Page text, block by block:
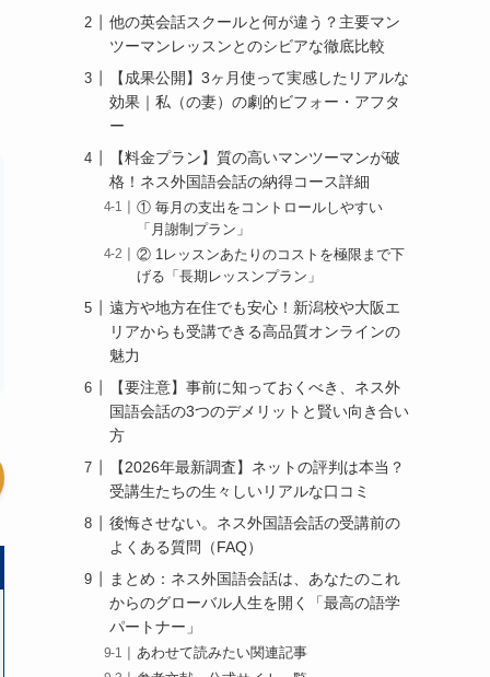
他の英会話スクールと何が違う？主要マン
ツーマンレッスンとのシビアな徹底比較
【成果公開】3ヶ月使って実感したリアルな
効果｜私（の妻）の劇的ビフォー・アフタ
ー
【料金プラン】質の高いマンツーマンが破
格！ネス外国語会話の納得コース詳細
① 毎月の支出をコントロールしやすい
「月謝制プラン」
② 1レッスンあたりのコストを極限まで下
げる「長期レッスンプラン」
遠方や地方在住でも安心！新潟校や大阪エ
リアからも受講できる高品質オンラインの
魅力
【要注意】事前に知っておくべき、ネス外
国語会話の3つのデメリットと賢い向き合い
方
【2026年最新調査】ネットの評判は本当？
受講生たちの生々しいリアルな口コミ
後悔させない。ネス外国語会話の受講前の
よくある質問（FAQ）
まとめ：ネス外国語会話は、あなたのこれ
からのグローバル人生を開く「最高の語学
パートナー」
あわせて読みたい関連記事